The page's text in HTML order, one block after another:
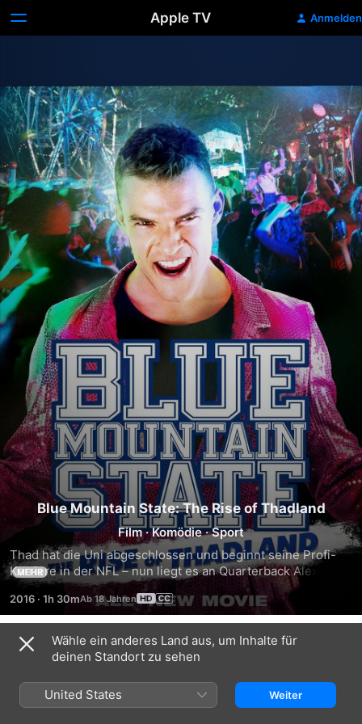
Apple TV Anmelden
Blue Mountain State: The Rise of Thadland
Film ·Komödie ·Sport
Thad hat die Uni abgeschlossen und beginnt seine Profi-
Karriere in der NFL – nun liegt es an Quarterback Alex, sein
Team in den Kampf gegen den rachsüchtigen
Universitätsrektor zu führen, der das Goat House schließen
lassen will.
MEHR
2016 · 1h 30m
Trailer
Wähle ein anderes Land aus, um Inhalte für
deinen Standort zu sehen
United States Weiter